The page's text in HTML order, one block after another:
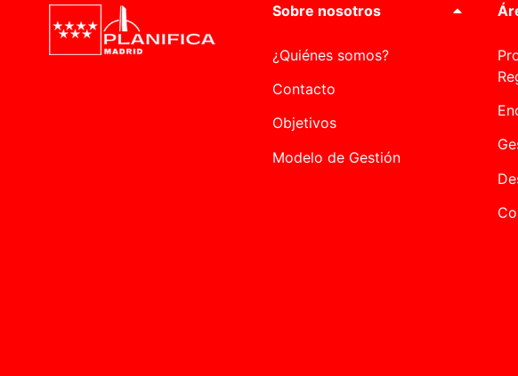
Sobre nosotros
¿Quiénes somos?
Contacto
Objetivos
Modelo de Gestión